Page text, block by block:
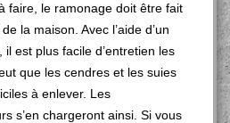
faire, le ramonage doit être fait
la maison. Avec l’aide d’un
est plus facile d’entretien les
que les cendres et les suies
à enlever. Les
s’en chargeront ainsi. Si vous